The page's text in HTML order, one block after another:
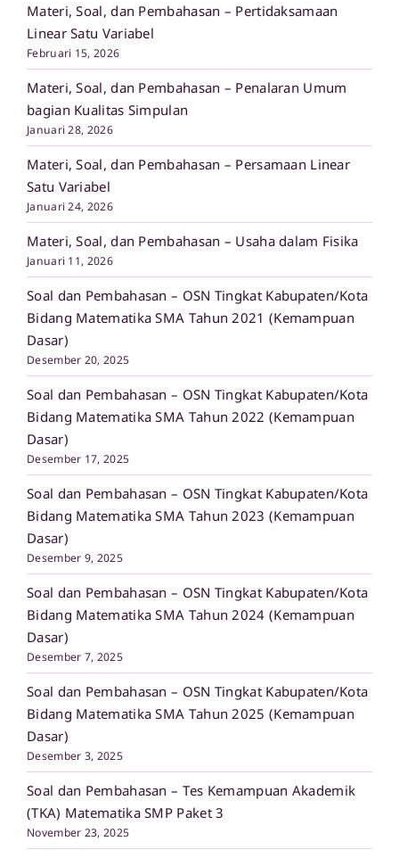
Materi, Soal, dan Pembahasan – Pertidaksamaan
Linear Satu Variabel
Februari 15, 2026
Materi, Soal, dan Pembahasan – Penalaran Umum
bagian Kualitas Simpulan
Januari 28, 2026
Materi, Soal, dan Pembahasan – Persamaan Linear
Satu Variabel
Januari 24, 2026
Materi, Soal, dan Pembahasan – Usaha dalam Fisika
Januari 11, 2026
Soal dan Pembahasan – OSN Tingkat Kabupaten/Kota
Bidang Matematika SMA Tahun 2021 (Kemampuan
Dasar)
Desember 20, 2025
Soal dan Pembahasan – OSN Tingkat Kabupaten/Kota
Bidang Matematika SMA Tahun 2022 (Kemampuan
Dasar)
Desember 17, 2025
Soal dan Pembahasan – OSN Tingkat Kabupaten/Kota
Bidang Matematika SMA Tahun 2023 (Kemampuan
Dasar)
Desember 9, 2025
Soal dan Pembahasan – OSN Tingkat Kabupaten/Kota
Bidang Matematika SMA Tahun 2024 (Kemampuan
Dasar)
Desember 7, 2025
Soal dan Pembahasan – OSN Tingkat Kabupaten/Kota
Bidang Matematika SMA Tahun 2025 (Kemampuan
Dasar)
Desember 3, 2025
Soal dan Pembahasan – Tes Kemampuan Akademik
(TKA) Matematika SMP Paket 3
November 23, 2025